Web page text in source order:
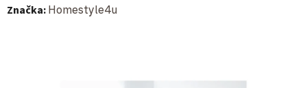
Značka: Homestyle4u